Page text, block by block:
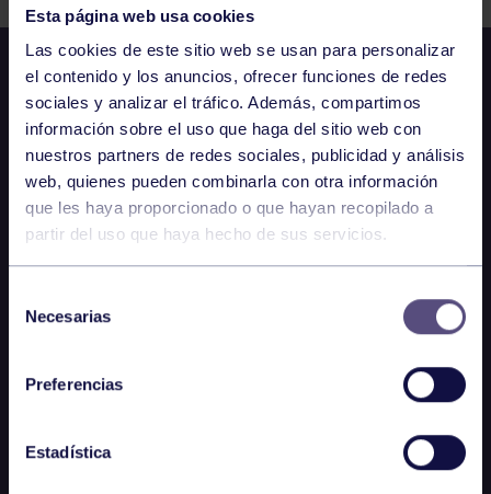
Esta página web usa cookies
Las cookies de este sitio web se usan para personalizar
el contenido y los anuncios, ofrecer funciones de redes
sociales y analizar el tráfico. Además, compartimos
información sobre el uso que haga del sitio web con
nuestros partners de redes sociales, publicidad y análisis
web, quienes pueden combinarla con otra información
que les haya proporcionado o que hayan recopilado a
partir del uso que haya hecho de sus servicios.
Necesarias
Preferencias
Estadística